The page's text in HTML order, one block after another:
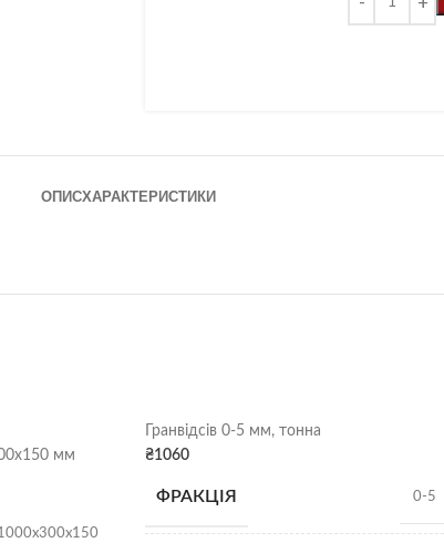
ОПИСХАРАКТЕРИСТИКИ
мм
Гранвідсів 0-5 мм, тонна
₴1060
ФРАКЦІЯ 0-5